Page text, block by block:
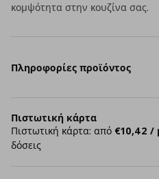
κομψότητα στην κουζίνα σας.
Πληροφορίες προϊόντος
Πιστωτική κάρτα
Πιστωτική κάρτα: από €10,42 /
δόσεις